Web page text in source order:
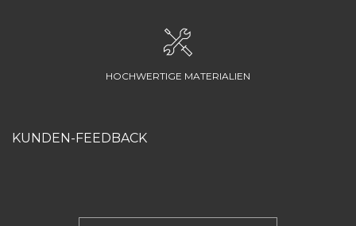
HOCHWERTIGE MATERIALIEN
KUNDEN-FEEDBACK